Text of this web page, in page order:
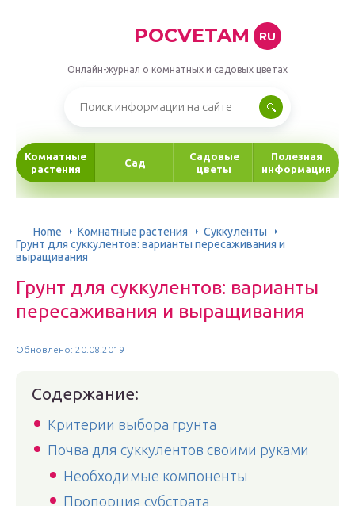
POCVETAM RU
Онлайн-журнал о комнатных и садовых цветах
Комнатные
растения
Сад
Садовые
цветы
Полезная
информация
Home Комнатные растения
Суккуленты
Грунт для суккулентов: варианты пересаживания и
выращивания
Грунт для суккулентов: варианты
пересаживания и выращивания
Обновлено: 20.08.2019
Содержание:
Критерии выбора грунта
Почва для суккулентов своими руками
Необходимые компоненты
Пропорция субстрата